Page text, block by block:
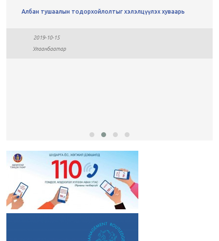
Албан тушаалын тодорхойлолтыг хэлэлцүүлэх хуваарь
2019-10-15
Улаанбаатар